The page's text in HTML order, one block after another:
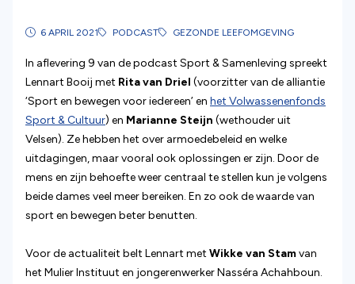
6 APRIL 2021 PODCAST GEZONDE LEEFOMGEVING
In aflevering 9 van de podcast Sport & Samenleving spreekt
Lennart Booij met Rita van Driel (voorzitter van de alliantie
‘Sport en bewegen voor iedereen’ en het Volwassenenfonds
Sport & Cultuur) en Marianne Steijn (wethouder uit
Velsen). Ze hebben het over armoedebeleid en welke
uitdagingen, maar vooral ook oplossingen er zijn. Door de
mens en zijn behoefte weer centraal te stellen kun je volgens
beide dames veel meer bereiken. En zo ook de waarde van
sport en bewegen beter benutten.
Voor de actualiteit belt Lennart met Wikke van Stamvan
het Mulier Instituut en jongerenwerker Nasséra Achahboun.